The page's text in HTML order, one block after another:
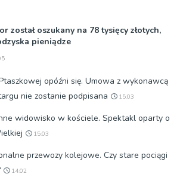
został oszukany na 78 tysięcy złotych,
pieniądze
opóźni się. Umowa z wykonawcą
nie zostanie podpisana
15:03
widowisko w kościele. Spektakl oparty o
15:03
przewozy kolejowe. Czy stare pociągi
14:02